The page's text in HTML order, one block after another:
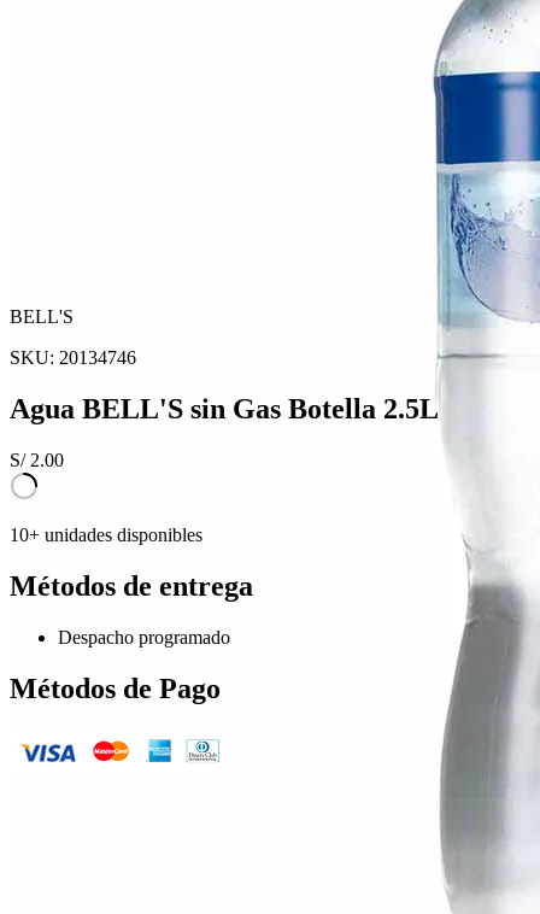
BELL'S
SKU: 20134746
Agua BELL'S sin Gas Botella 2.5L
S/ 2.00
10+ unidades disponibles
Métodos de entrega
Despacho programado
Métodos de Pago